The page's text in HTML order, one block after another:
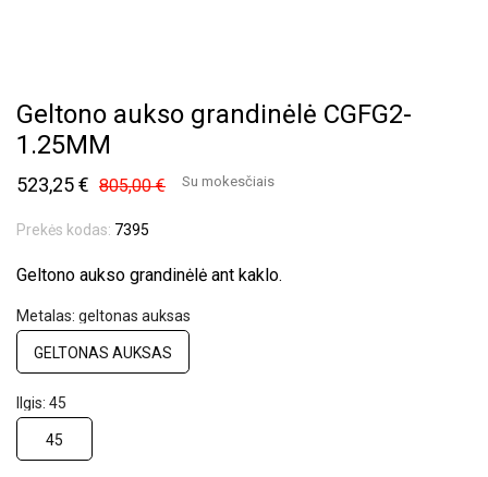
Geltono aukso grandinėlė CGFG2-
1.25MM
523,25 € 805,00 € Su mokesčiais
Prekės kodas: 7395
Geltono aukso grandinėlė ant kaklo.
Metalas: geltonas auksas
GELTONAS AUKSAS
Ilgis: 45
45